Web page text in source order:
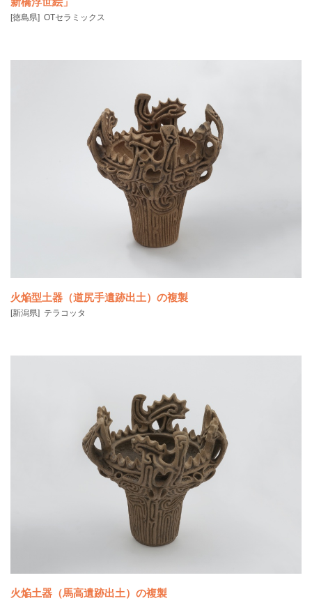
二代目歌川広重が描いた「諸国六十八景 阿波北泊 小鳴門」は、陶板設
[徳島県] OTセラミックス
火焔型土器（道尻手遺跡出土）の複製
[新潟県] テラコッタ
火焔土器（馬高遺跡出土）の複製